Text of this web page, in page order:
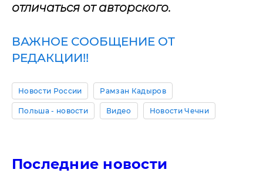
отличаться от авторского.
ВАЖНОЕ СООБЩЕНИЕ ОТ
РЕДАКЦИИ!!
Новости России Рамзан Кадыров
Польша - новости Видео Новости Чечни
Последние новости